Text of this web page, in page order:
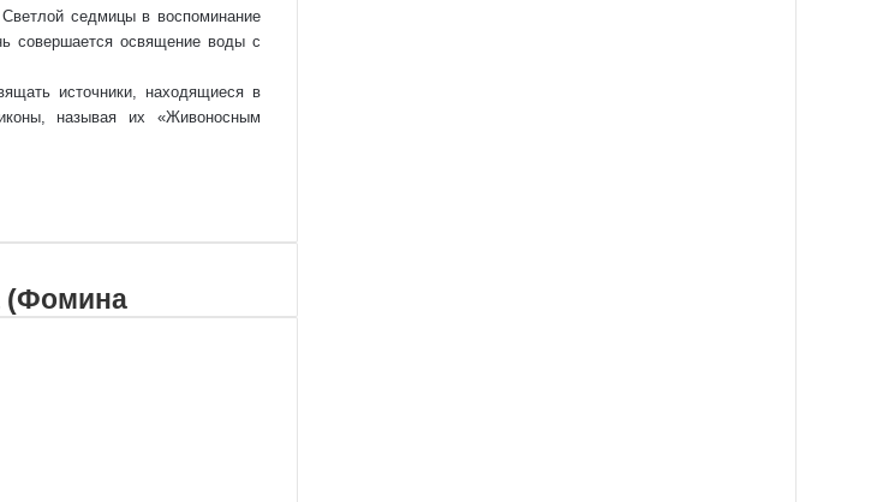
седмицы в воспоминание
со­вер­ша­ет­ся освящение воды с
источники, находящиеся в
называя их «Живоносным
(Фомина